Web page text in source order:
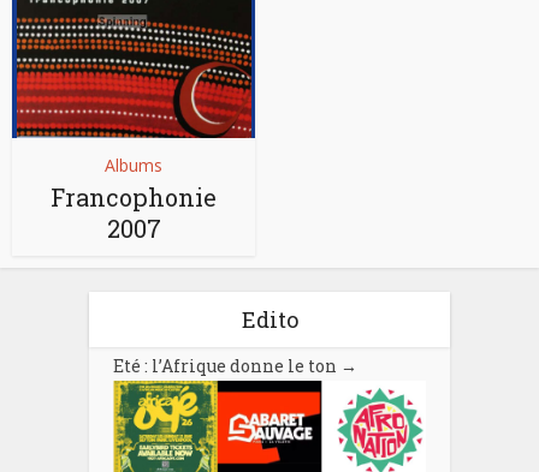
Albums
Francophonie
2007
Edito
Eté : l’Afrique donne le ton →